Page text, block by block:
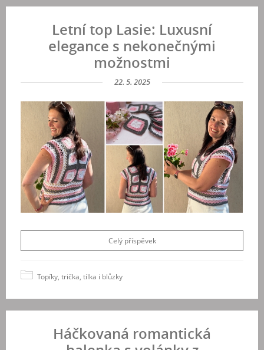
Letní top Lasie: Luxusní
elegance s nekonečnými
možnostmi
22. 5. 2025
Celý příspěvek
Topíky, trička, tílka i blůzky
Háčkovaná romantická